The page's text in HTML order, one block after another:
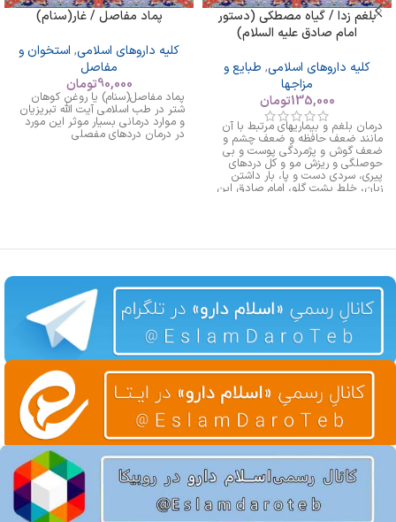
بلغم زدا / گیاه مصطکی (دستور
امام صادق علیه السلام)
کلیه داروهای اسلامی, طبایع و
مزاجها
135,000تومان
درمان بلغم و بیماریهای مرتبط با آن
مانند ضعف حافظه و ضعف چشم و
ضعف گوش و پژمردگی پوست و بی
حوصلگی و ریزش مو و کل دردهای
پیری، سردی دست و پا، بار داشتن
زبان، خلط پشت گلو، امام صادق این
پماد مفاصل / غار(سنام)
کلیه داروهای اسلامی, استخوان و
مفاصل
90,000تومان
پماد مفاصل(سنام) یا روغن کوهان
شتر در طب اسلامی آیت الله تبریزیان
و موارد درمانی بسیار موثر این مورد
در درمان دردهای مفصلی